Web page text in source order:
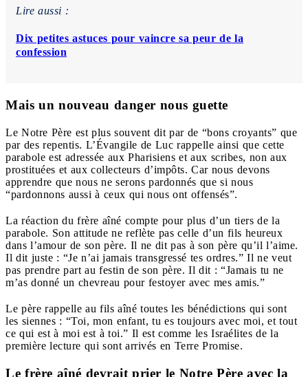
Lire aussi :
Dix petites astuces pour vaincre sa peur de la
confession
Mais un nouveau danger nous guette
Le Notre Père est plus souvent dit par de “bons croyants” que
par des repentis. L’Évangile de Luc rappelle ainsi que cette
parabole est adressée aux Pharisiens et aux scribes, non aux
prostituées et aux collecteurs d’impôts. Car nous devons
apprendre que nous ne serons pardonnés que si nous
“pardonnons aussi à ceux qui nous ont offensés”.
La réaction du frère aîné compte pour plus d’un tiers de la
parabole. Son attitude ne reflète pas celle d’un fils heureux
dans l’amour de son père. Il ne dit pas à son père qu’il l’aime.
Il dit juste : “Je n’ai jamais transgressé tes ordres.” Il ne veut
pas prendre part au festin de son père. Il dit : “Jamais tu ne
m’as donné un chevreau pour festoyer avec mes amis.”
Le père rappelle au fils aîné toutes les bénédictions qui sont
les siennes : “Toi, mon enfant, tu es toujours avec moi, et tout
ce qui est à moi est à toi.” Il est comme les Israélites de la
première lecture qui sont arrivés en Terre Promise.
Le frère aîné devrait prier le Notre Père avec la